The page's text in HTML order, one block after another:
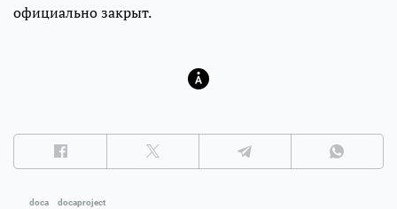
официально закрыт.
doca docaproject